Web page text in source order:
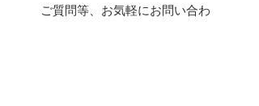
ご質問等、お気軽にお問い合わ